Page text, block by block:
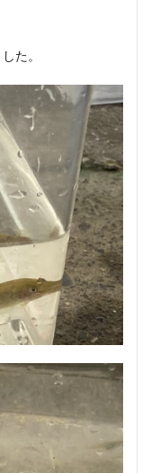
た。